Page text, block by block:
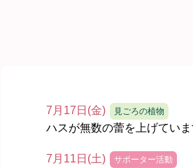
7月17日(金) 見ごろの植物
ハスが無数の蕾を上げてい
7月11日(土) サポーター活動